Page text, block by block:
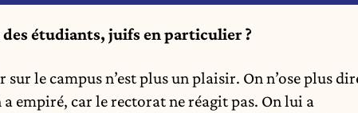
étudiants, juifs en particulier ?
le campus n’est plus un plaisir. On n’ose plus
empiré, car le rectorat ne réagit pas. On lui a